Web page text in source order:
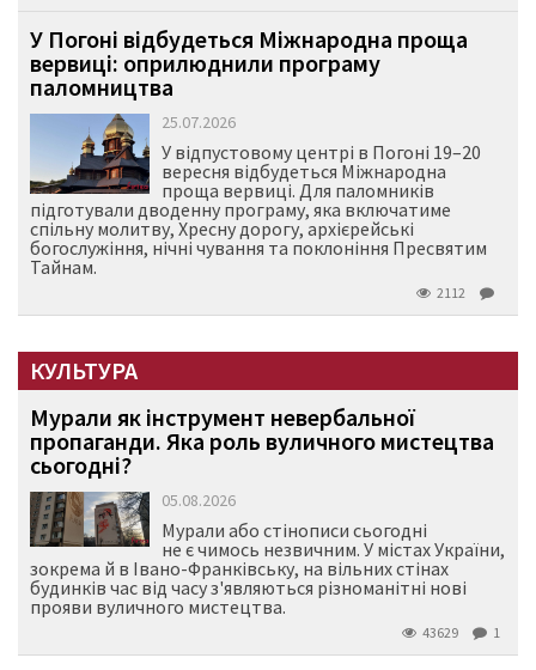
У Погоні відбудеться Міжнародна проща
вервиці: оприлюднили програму
паломництва
25.07.2026
У відпустовому центрі в Погоні 19–20
вересня відбудеться Міжнародна
проща вервиці. Для паломників
підготували дводенну програму, яка включатиме
спільну молитву, Хресну дорогу, архієрейські
богослужіння, нічні чування та поклоніння Пресвятим
Тайнам.
2112
КУЛЬТУРА
Мурали як інструмент невербальної
пропаганди. Яка роль вуличного мистецтва
сьогодні?
05.08.2026
Мурали або стінописи сьогодні
не є чимось незвичним. У містах України,
зокрема й в Івано-Франківську, на вільних стінах
будинків час від часу з'являються різноманітні нові
прояви вуличного мистецтва.
43629 1